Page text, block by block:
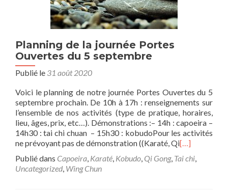
Planning de la journée Portes
Ouvertes du 5 septembre
Publié le 31 août 2020
Voici le planning de notre journée Portes Ouvertes du 5
septembre prochain. De 10h à 17h : renseignements sur
l’ensemble de nos activités (type de pratique, horaires,
lieu, âges, prix, etc…). Démonstrations :– 14h : capoeira –
14h30 : tai chi chuan – 15h30 : kobudoPour les activités
ne prévoyant pas de démonstration ((Karaté, Qi[…]
Publié dans Capoeira, Karaté, Kobudo, Qi Gong, Tai chi,
Uncategorized, Wing Chun